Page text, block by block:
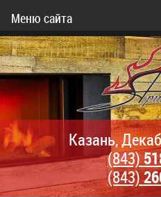
Меню сайта
Казань,
(843)
(843)